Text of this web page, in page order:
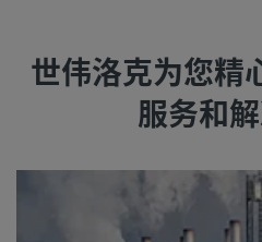
世伟洛克为您精
服务和